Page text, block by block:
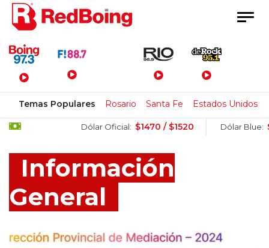
Menú Principal
Temas Populares Rosario Santa Fe Estados Unidos
Dólar Oficial: $1470 / $1520 Dólar Blue: $1505 /
Información
General